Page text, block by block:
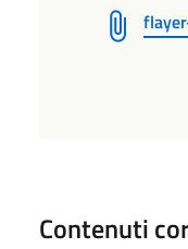
Contenuti